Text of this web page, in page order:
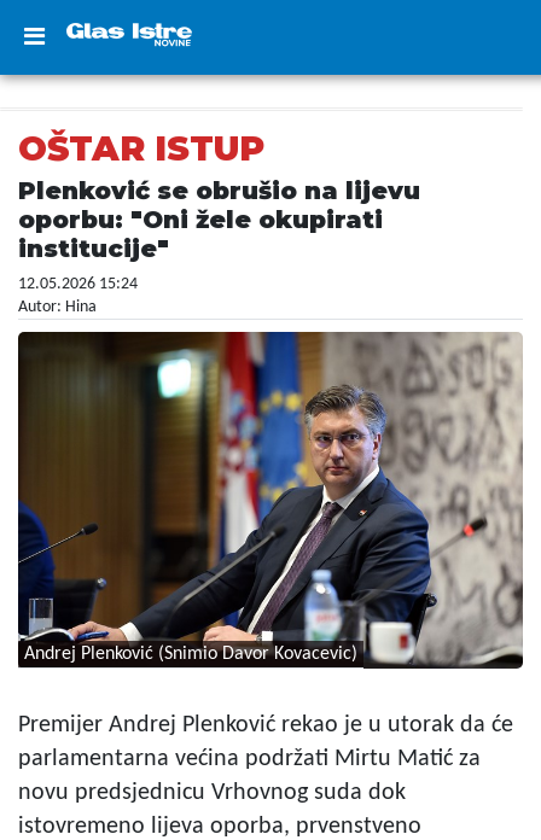
OŠTAR ISTUP
Plenković se obrušio na lijevu
oporbu: "Oni žele okupirati
institucije"
12.05.2026 15:24
Autor: Hina
Andrej Plenković (Snimio Davor Kovacevic)
Premijer Andrej Plenković rekao je u utorak da će
parlamentarna većina podržati Mirtu Matić za
novu predsjednicu Vrhovnog suda dok
istovremeno lijeva oporba, prvenstveno